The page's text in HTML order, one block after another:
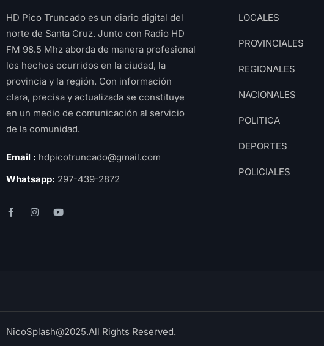
HD Pico Truncado es un diario digital del
norte de Santa Cruz. Junto con Radio HD
FM 98.5 Mhz aborda de manera profesional
los hechos ocurridos en la ciudad, la
provincia y la región. Con información
clara, precisa y actualizada se constituye
en un medio de comunicación al servicio
de la comunidad.
Email : hdpicotruncado@gmail.com
Whatsapp: 297-439-2872
LOCALES
PROVINCIALES
REGIONALES
NACIONALES
POLITICA
DEPORTES
POLICIALES
NicoSplash@2025.All Rights Reserved.